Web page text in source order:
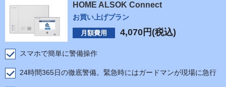
HOME ALSOK Connect
お買い上げプラン
月額費用 4,070 円(税込)
スマホで簡単に警備操作
24時間365日の徹底警備。緊急時にはガードマンが現場に急行